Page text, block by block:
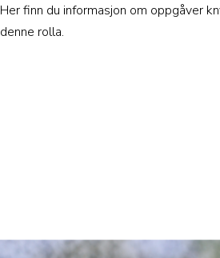
Her finn du informasjon om oppgåver
denne rolla.